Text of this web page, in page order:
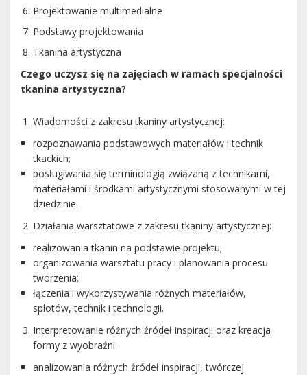
Projektowanie multimedialne
Podstawy projektowania
Tkanina artystyczna
Czego uczysz się na zajęciach w ramach specjalności
tkanina artystyczna?
Wiadomości z zakresu tkaniny artystycznej:
rozpoznawania podstawowych materiałów i technik
tkackich;
posługiwania się terminologią związaną z technikami,
materiałami i środkami artystycznymi stosowanymi w tej
dziedzinie.
Działania warsztatowe z zakresu tkaniny artystycznej:
realizowania tkanin na podstawie projektu;
organizowania warsztatu pracy i planowania procesu
tworzenia;
łączenia i wykorzystywania różnych materiałów,
splotów, technik i technologii.
Interpretowanie różnych źródeł inspiracji oraz kreacja
formy z wyobraźni:
analizowania różnych źródeł inspiracji, twórczej